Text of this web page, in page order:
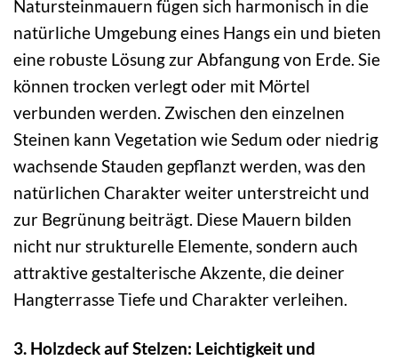
Natursteinmauern fügen sich harmonisch in die
natürliche Umgebung eines Hangs ein und bieten
eine robuste Lösung zur Abfangung von Erde. Sie
können trocken verlegt oder mit Mörtel
verbunden werden. Zwischen den einzelnen
Steinen kann Vegetation wie Sedum oder niedrig
wachsende Stauden gepflanzt werden, was den
natürlichen Charakter weiter unterstreicht und
zur Begrünung beiträgt. Diese Mauern bilden
nicht nur strukturelle Elemente, sondern auch
attraktive gestalterische Akzente, die deiner
Hangterrasse Tiefe und Charakter verleihen.
3. Holzdeck auf Stelzen: Leichtigkeit und